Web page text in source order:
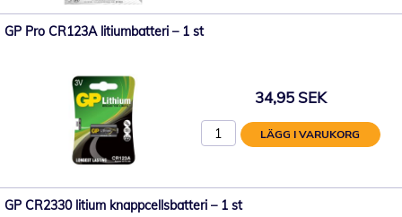
GP Pro CR123A litiumbatteri – 1 st
34,95 SEK
LÄGG I VARUKORG
GP CR2330 litium knappcellsbatteri – 1 st